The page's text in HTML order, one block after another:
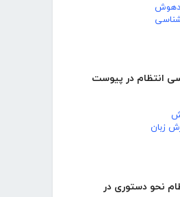
انتظام در پیوست
زبان
نحو دستوری در